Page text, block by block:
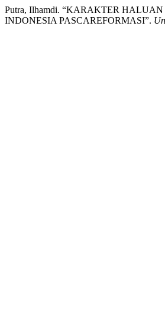
Putra, Ilhamdi. “KARAKTER
INDONESIA PASCAREFORMASI”.